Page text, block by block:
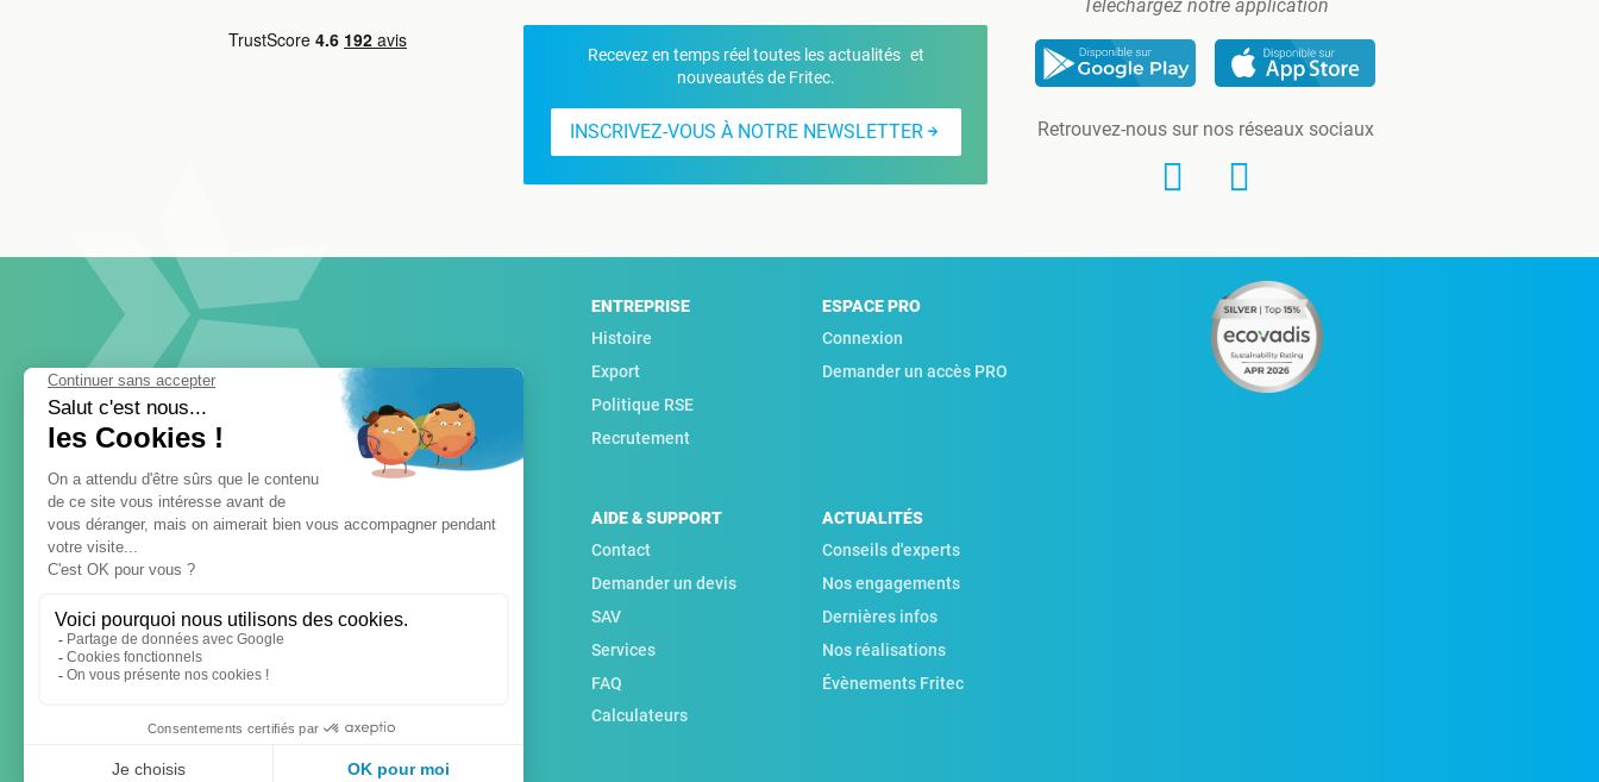
Recevez en temps réel toutes les actualités et
nouveautés de Fritec.
INSCRIVEZ-VOUS À NOTRE NEWSLETTER
Téléchargez notre application
Retrouvez-nous sur nos réseaux sociaux
ENTREPRISE
Histoire
Export
Politique RSE
Recrutement
ESPACE PRO
Connexion
Demander un accès PRO
AIDE & SUPPORT
Contact
Demander un devis
SAV
Services
FAQ
Calculateurs
ACTUALITÉS
Conseils d'experts
Nos engagements
Dernières infos
Nos réalisations
Évènements Fritec